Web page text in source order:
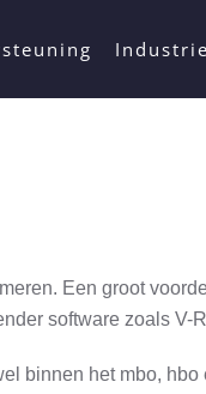
Een groot
software zoals V-
binnen het mbo,